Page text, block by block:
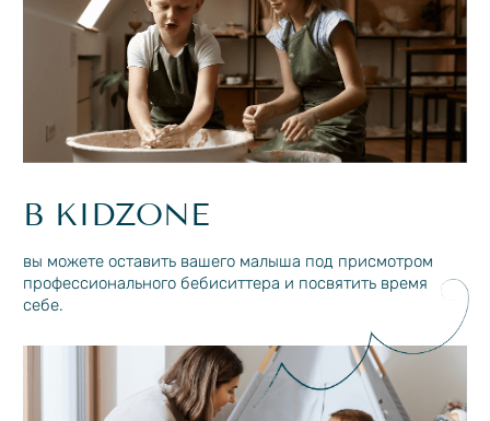
ОСТАВЬТЕ ЗАЯВКУ,
ЧТОБЫ ПОЛУЧИТЬ
СВЯЗАТЬСЯ С НАМИ